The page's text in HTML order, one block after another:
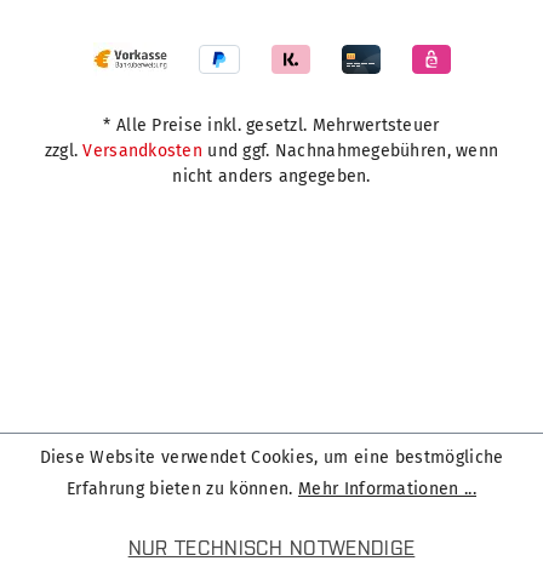
* Alle Preise inkl. gesetzl. Mehrwertsteuer
zzgl.Versandkosten und ggf. Nachnahmegebühren, wenn
nicht anders angegeben.
Diese Website verwendet Cookies, um eine bestmögliche
Erfahrung bieten zu können. Mehr Informationen ...
NUR TECHNISCH NOTWENDIGE